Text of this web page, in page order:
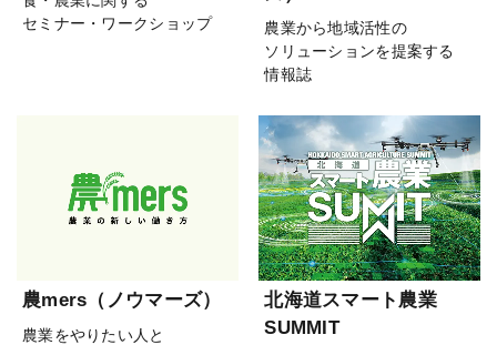
セミナー・ワークショップ
農業から地域活性の
ソリューションを提案する
情報誌
農mers（ノウマーズ）
農業をやりたい人と
北海道スマート農業
SUMMIT